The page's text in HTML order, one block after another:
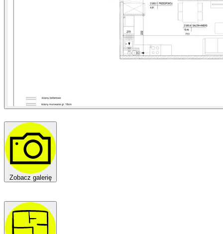
Zobacz galerię